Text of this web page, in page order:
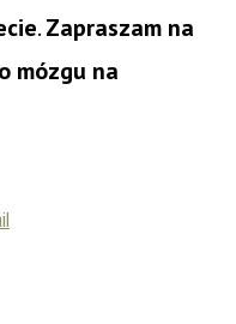
.Zapraszam na
mózgu na